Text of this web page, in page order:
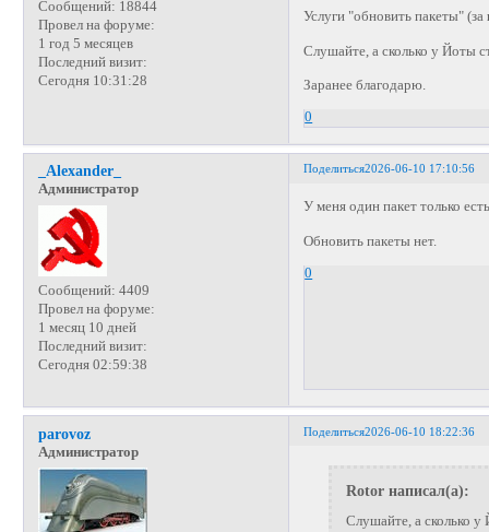
Сообщений: 18844
Провел на форуме:
1 год 5 месяцев
Последний визит:
Сегодня 10:31:28
Услуги "обновить пакеты" (за
Слушайте, а сколько у Йоты
Заранее благодарю.
0
Поделиться2026-06-10 17:10:56
_Alexander_
Администратор
Сообщений: 4409
Провел на форуме:
1 месяц 10 дней
Последний визит:
Сегодня 02:59:38
У меня один пакет только
Обновить пакеты нет.
0
Поделиться2026-06-10 18:22:36
parovoz
Администратор
Rotor написал(а):
Слушайте, а сколько